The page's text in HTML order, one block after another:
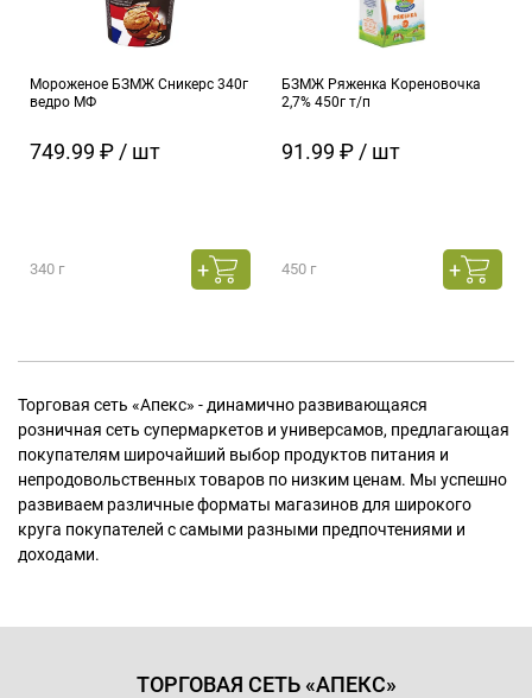
Мороженое БЗМЖ Сникерс 340г
ведро МФ
749.99 ₽ / шт
340 г
БЗМЖ Ряженка Кореновочка
2,7% 450г т/п
91.99 ₽ / шт
450 г
Торговая сеть «Апекс» - динамично развивающаяся
розничная сеть супермаркетов и универсамов, предлагающая
покупателям широчайший выбор продуктов питания и
непродовольственных товаров по низким ценам. Мы успешно
развиваем различные форматы магазинов для широкого
круга покупателей с самыми разными предпочтениями и
доходами.
ТОРГОВАЯ СЕТЬ «АПЕКС»